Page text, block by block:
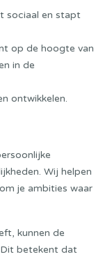
sociaal en stapt
op de hoogte van
in de
ontwikkelen.
Wij helpen
je ambities waar
kunnen de
Dit betekent dat